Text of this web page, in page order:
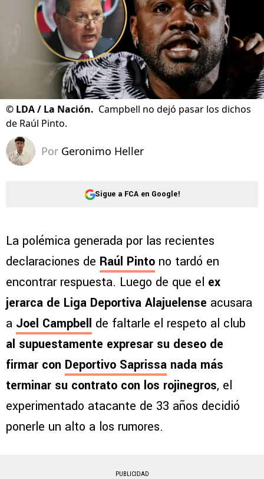
© LDA / La Nación. Campbell no dejó pasar los dichos
de Raúl Pinto.
Por Geronimo Heller
Sigue a FCA en Google!
La polémica generada por las recientes
declaraciones de Raúl Pinto no tardó en
encontrar respuesta. Luego de que el ex
jerarca de Liga Deportiva Alajuelense acusara
a Joel Campbell de faltarle el respeto al club
al supuestamente expresar su deseo de
firmar con Deportivo Saprissa nada más
terminar su contrato con los rojinegros, el
experimentado atacante de 33 años decidió
ponerle un alto a los rumores.
PUBLICIDAD